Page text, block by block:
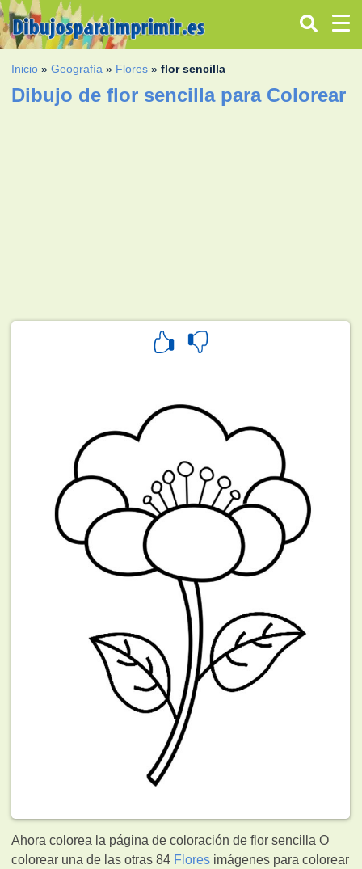
Inicio »Geografía » Flores »flor sencilla
Dibujo de flor sencilla para Colorear
Ahora colorea la página de coloración de flor sencilla O
colorear una de las otras 84 Flores imágenes para colorear